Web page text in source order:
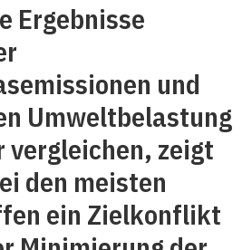
Ergebnisse
und
Umweltbelastung
zeigt
den meisten
ein Zielkonflikt